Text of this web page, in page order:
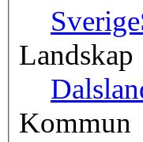
Sverige
Landskap
Kommun